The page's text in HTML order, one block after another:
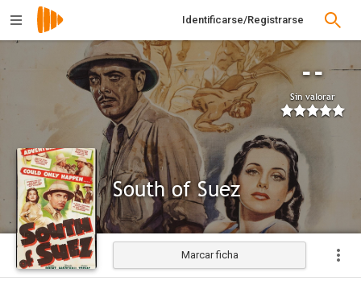
Identificarse/Registrarse
--
Sin valorar
South of Suez
Marcar ficha